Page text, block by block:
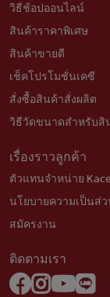
วิธีช้อปออนไลน์
สินค้าราคาพิเศษ
สินค้าขายดี
เช็คโปรโมชั่นเคซี
สั่งซื้อสินค้าสั่งผลิต
วิธีวัดขนาดสำหรับสิ
เรื่องราวลูกค้า
ตัวแทนจำหน่าย
นโยบายความเป็นส่
สมัครงาน
ติดตามเรา